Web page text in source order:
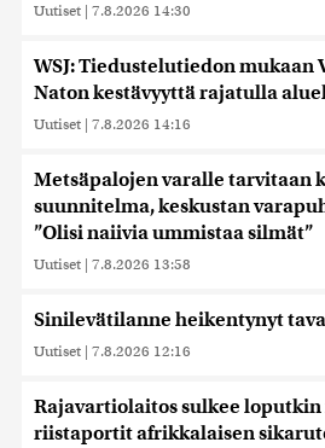
Uutiset | 7.8.2026 14:30
WSJ: Tiedustelutiedon mukaan
Naton kestävyyttä rajatulla
Uutiset | 7.8.2026 14:16
Metsäpalojen varalle tarvitaan
suunnitelma, keskustan
”Olisi naiivia ummistaa silmät”
Uutiset | 7.8.2026 13:58
Sinilevätilanne heikentynyt
Uutiset | 7.8.2026 12:16
Rajavartiolaitos sulkee
riistaportit afrikkalaisen